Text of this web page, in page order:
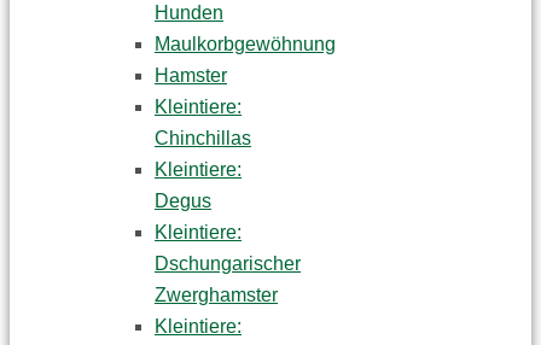
Hunden
Maulkorbgewöhnung
Hamster
Kleintiere:
Chinchillas
Kleintiere:
Degus
Kleintiere:
Dschungarischer
Zwerghamster
Kleintiere: